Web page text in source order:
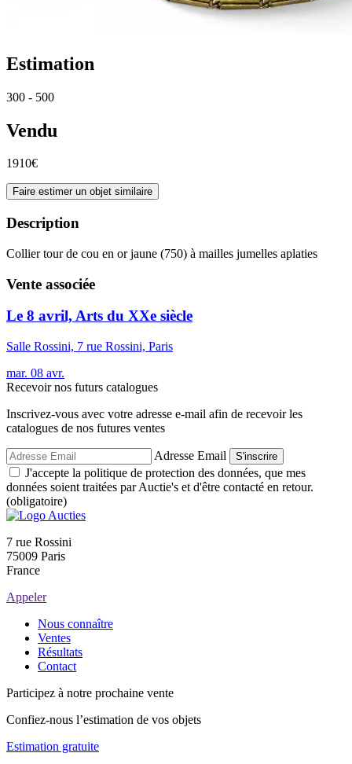
Estimation
300 - 500
Vendu
1910€
Faire estimer un objet similaire
Description
Collier tour de cou en or jaune (750) à mailles jumelles aplaties
Vente associée
Le 8 avril, Arts du XXe siècle
Salle Rossini, 7 rue Rossini, Paris
mar. 08 avr.
Recevoir nos futurs catalogues
Inscrivez-vous avec votre adresse e-mail afin de recevoir les
catalogues de nos futures ventes
Adresse Email S'inscrire
J'accepte la politique de protection des données, que mes
données soient traitées par Auctie's et d'être contacté en retour.
(obligatoire)
7 rue Rossini
75009 Paris
France
Appeler
Nous connaître
Ventes
Résultats
Contact
Participez à notre prochaine vente
Confiez-nous l’estimation de vos objets
Estimation gratuite